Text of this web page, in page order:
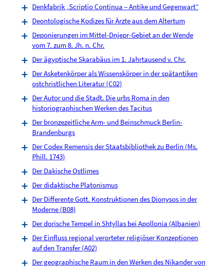
Denkfabrik „Scriptio Continua – Antike und Gegenwart“
Deontologische Kodizes für Ärzte aus dem Altertum
Deponierungen im Mittel-Dnjepr-Gebiet an der Wende
vom 7. zum 8. Jh. n. Chr.
Der ägyptische Skarabäus im 1. Jahrtausend v. Chr.
Der Asketenkörper als Wissenskörper in der spätantiken
ostchristlichen Literatur (C02)
Der Autor und die Stadt. Die urbs Roma in den
historiographischen Werken des Tacitus
Der bronzezeitliche Arm- und Beinschmuck Berlin-
Brandenburgs
Der Codex Remensis der Staatsbibliothek zu Berlin (Ms.
Phill. 1743)
Der Dakische Ostlimes
Der didaktische Platonismus
Der Differente Gott. Konstruktionen des Dionysos in der
Moderne (B08)
Der dorische Tempel in Shtyllas bei Apollonia (Albanien)
Der Einfluss regional verorteter religiöser Konzeptionen
auf den Transfer (A02)
Der geographische Raum in den Werken des Nikander von